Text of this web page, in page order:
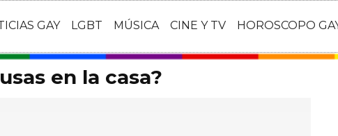
GAY LGBT MÚSICA CINE Y TV HOROSCOPO
en la casa?